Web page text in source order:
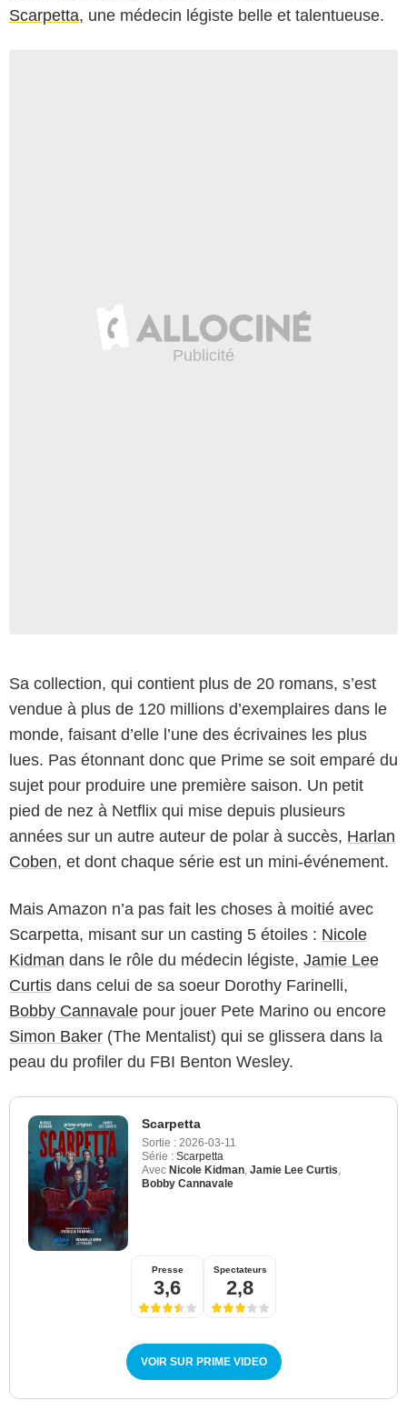
Scarpetta, une médecin légiste belle et talentueuse.
Sa collection, qui contient plus de 20 romans, s’est
vendue à plus de 120 millions d’exemplaires dans le
monde, faisant d’elle l’une des écrivaines les plus
lues. Pas étonnant donc que Prime se soit emparé du
sujet pour produire une première saison. Un petit
pied de nez à Netflix qui mise depuis plusieurs
années sur un autre auteur de polar à succès, Harlan
Coben, et dont chaque série est un mini-événement.
Mais Amazon n’a pas fait les choses à moitié avec
Scarpetta, misant sur un casting 5 étoiles : Nicole
Kidman dans le rôle du médecin légiste, Jamie Lee
Curtis dans celui de sa soeur Dorothy Farinelli,
Bobby Cannavale pour jouer Pete Marino ou encore
Simon Baker (The Mentalist) qui se glissera dans la
peau du profiler du FBI Benton Wesley.
Scarpetta
Sortie : 2026-03-11
Série : Scarpetta
Avec Nicole Kidman Jamie Lee Curtis
Bobby Cannavale
Presse
3,6
Spectateurs
2,8
VOIR SUR PRIME VIDEO